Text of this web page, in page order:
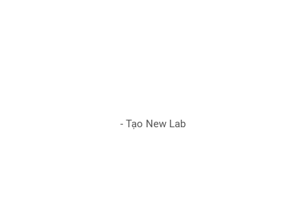
- Tạo New Lab